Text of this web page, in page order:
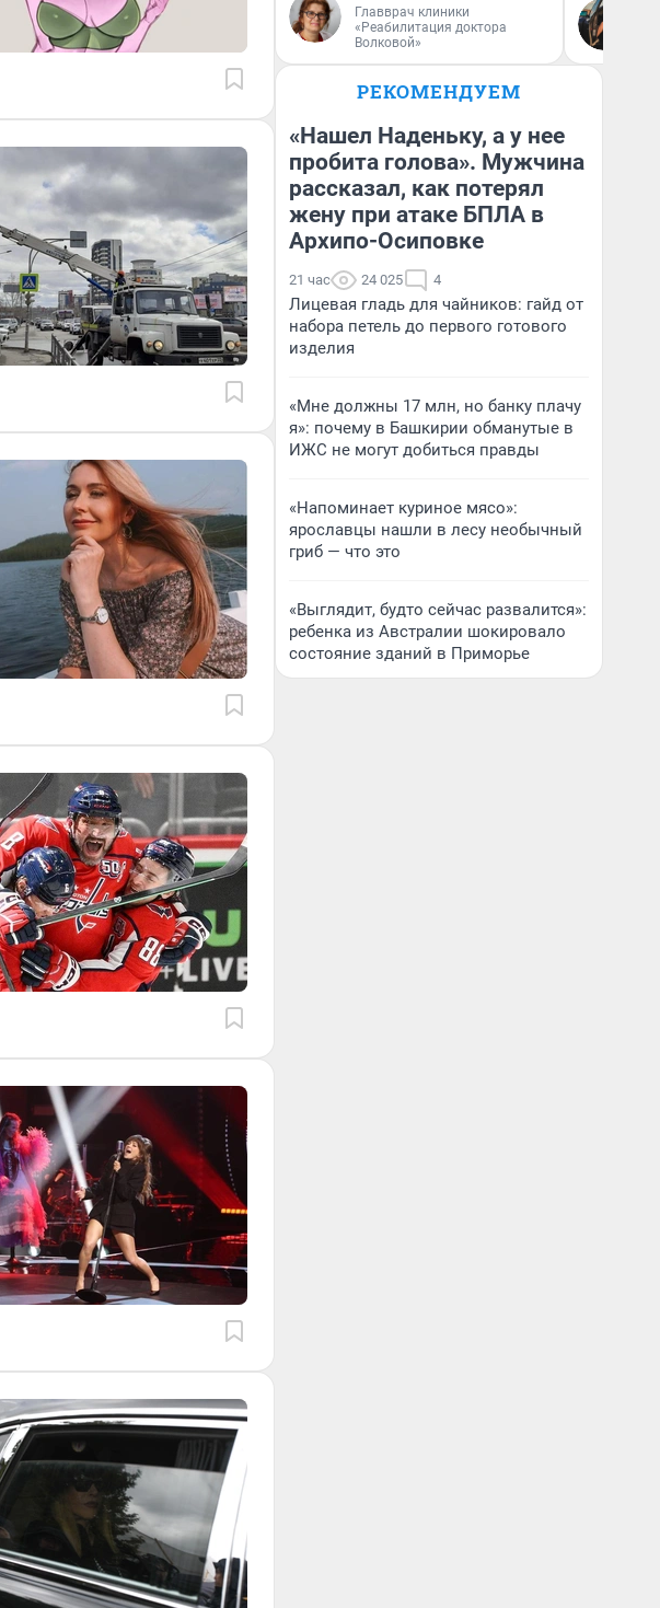
Главврач клиники
«Реабилитация доктора
Волковой»
РЕКОМЕНДУЕМ
«Нашел Наденьку, а у нее
пробита голова». Мужчина
рассказал, как потерял
жену при атаке БПЛА в
Архипо-Осиповке
21 час 24 025 4
Лицевая гладь для чайников: гайд от
набора петель до первого готового
изделия
«Мне должны 17 млн, но банку плачу
я»: почему в Башкирии обманутые в
ИЖС не могут добиться правды
«Напоминает куриное мясо»:
ярославцы нашли в лесу необычный
гриб — что это
«Выглядит, будто сейчас развалится»:
ребенка из Австралии шокировало
состояние зданий в Приморье